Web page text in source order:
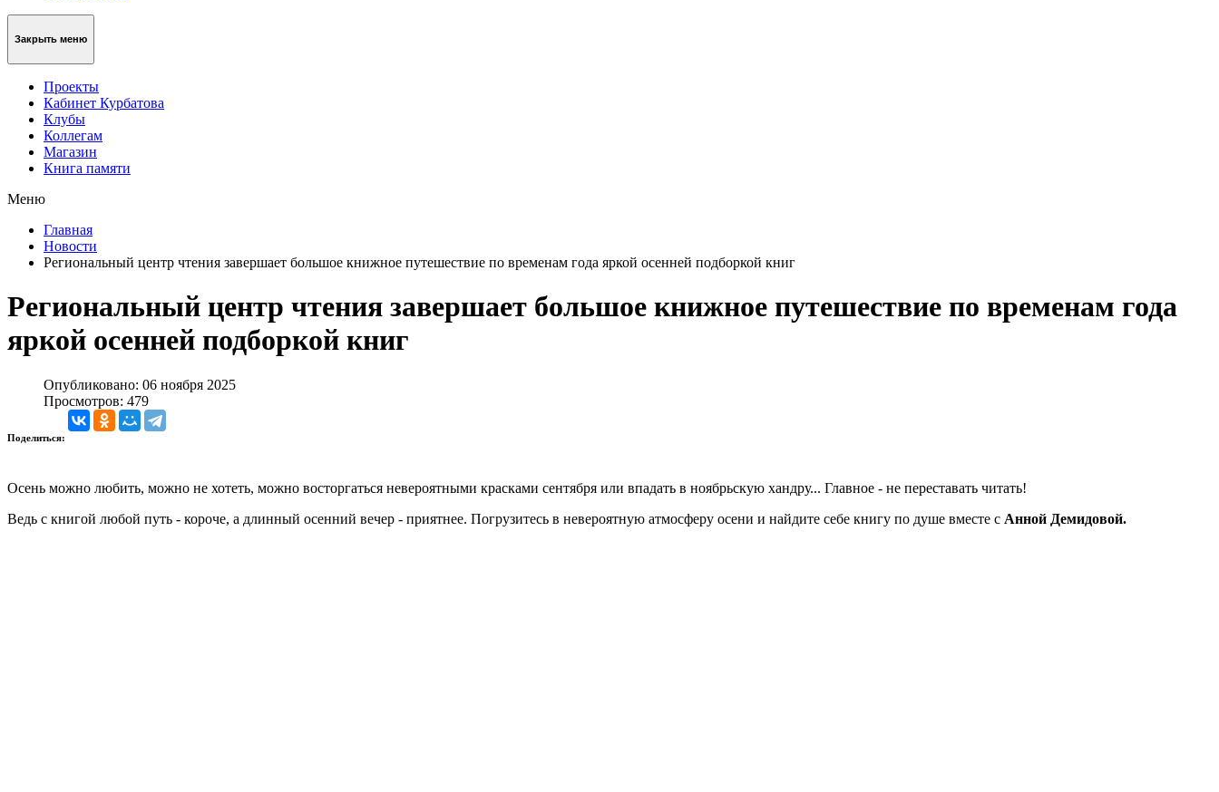
Закрыть меню
Проекты
Кабинет Курбатова
Клубы
Коллегам
Магазин
Книга памяти
Меню
Главная
Новости
Региональный центр чтения завершает большое книжное путешествие по временам года яркой осенней подборкой книг
Региональный центр чтения завершает большое книжное путешествие по временам года
яркой осенней подборкой книг
Опубликовано: 06 ноября 2025
Просмотров: 479
Поделиться:
Осень можно любить, можно не хотеть, можно восторгаться невероятными красками сентября или впадать в ноябрьскую хандру... Главное - не переставать читать!
Ведь с книгой любой путь - короче, а длинный осенний вечер - приятнее. Погрузитесь в невероятную атмосферу осени и найдите себе книгу по душе вместе с Анной Демидовой.